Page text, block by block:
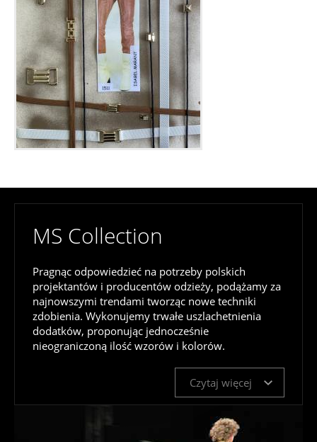
MS Collection
Pragnąc odpowiedzieć na potrzeby polskich
projektantów i producentów odzieży, podążamy za
najnowszymi trendami tworząc nowe techniki
zdobienia. Wykonujemy trwałe uszlachetnienia
dodatków, proponując jednocześnie
nieograniczoną ilość wzorów i kolorów.
Czytaj więcej